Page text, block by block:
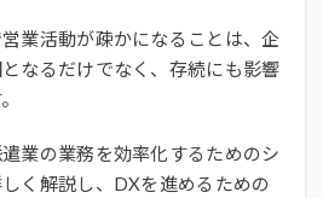
業活動が疎かになることは、企
なるだけでなく、存続にも影響
業の業務を効率化するためのシ
く解説し、DXを進めるための